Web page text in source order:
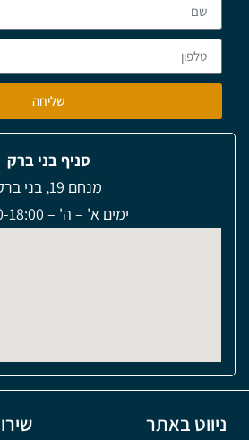
שליחה
סניף בני ברק
מנחם 19, בני ברק
ימים א' – ה' – 09:00-18:00
ניווט באתר